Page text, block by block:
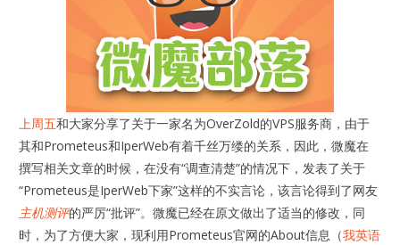
上周五和大家分享了关于一家名为OverZold的VPS服务商，由于
其和Prometeus和IperWeb有着千丝万缕的关系，因此，微魔在
撰写相关文章的时候，在没有“调查清楚”的情况下，发表了关于
“Prometeus是IperWeb下家”这样的不实言论，该言论得到了网友
主机测评的严厉“批评”。微魔已经在原文做出了适当的修改，同
时，为了方便大家，现利用Prometeus官网的About信息（我英语